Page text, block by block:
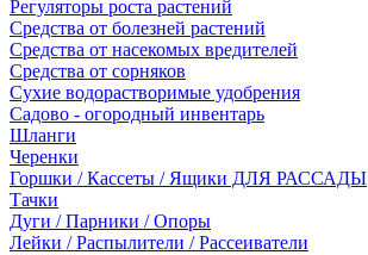
Регуляторы роста растений
Средства от болезней растений
Средства от насекомых вредителей
Средства от сорняков
Сухие водорастворимые удобрения
Садово - огородный инвентарь
Шланги
Черенки
Горшки / Кассеты / Ящики ДЛЯ РАССАДЫ
Тачки
Дуги / Парники / Опоры
Лейки / Распылители / Рассеиватели